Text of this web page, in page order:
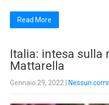
Read More
Italia: intesa sulla
Mattarella
Gennaio 29, 2022 Nessun